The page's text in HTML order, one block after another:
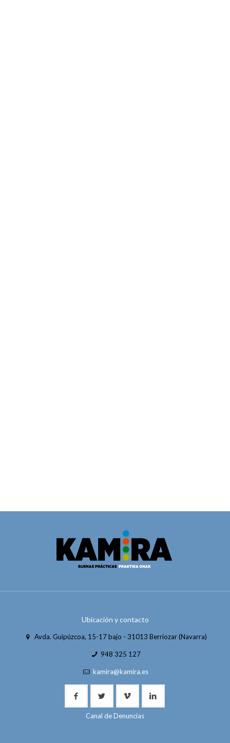
Ubicación y contacto
Avda. Guipúzcoa, 15-17 bajo - 31013 Berriozar (Navarra)
948 325 127
kamira@kamira.es
Canal de Denuncias